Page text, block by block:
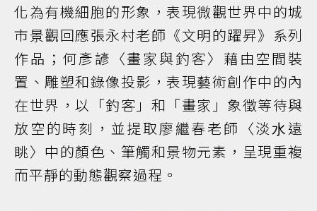
化為有機細胞的形象，表現微觀世界中的城
市景觀回應張永村老師《文明的躍昇》系列
作品；何彥諺〈畫家與釣客〉藉由空間裝
置、雕塑和錄像投影，表現藝術創作中的內
在世界，以「釣客」和「畫家」象徵等待與
放空的時刻，並提取廖繼春老師〈淡⽔遠
眺〉中的顏色、筆觸和景物元素，呈現重複
而平靜的動態觀察過程。